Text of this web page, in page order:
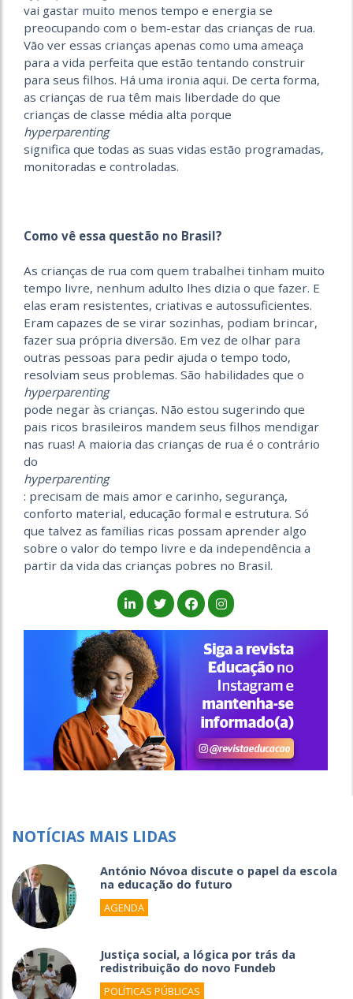
vai gastar muito menos tempo e energia se
preocupando com o bem-estar das crianças de rua.
Vão ver essas crianças apenas como uma ameaça
para a vida perfeita que estão tentando construir
para seus filhos. Há uma ironia aqui. De certa forma,
as crianças de rua têm mais liberdade do que
crianças de classe média alta porque
hyperparenting
significa que todas as suas vidas estão programadas,
monitoradas e controladas.
Como vê essa questão no Brasil?
As crianças de rua com quem trabalhei tinham muito
tempo livre, nenhum adulto lhes dizia o que fazer. E
elas eram resistentes, criativas e autossuficientes.
Eram capazes de se virar sozinhas, podiam brincar,
fazer sua própria diversão. Em vez de olhar para
outras pessoas para pedir ajuda o tempo todo,
resolviam seus problemas. São habilidades que o
hyperparenting
pode negar às crianças. Não estou sugerindo que
pais ricos brasileiros mandem seus filhos mendigar
nas ruas! A maioria das crianças de rua é o contrário
do
hyperparenting
: precisam de mais amor e carinho, segurança,
conforto material, educação formal e estrutura. Só
que talvez as famílias ricas possam aprender algo
sobre o valor do tempo livre e da independência a
partir da vida das crianças pobres no Brasil.
NOTÍCIAS MAIS LIDAS
António Nóvoa discute o papel da escola
na educação do futuro
AGENDA
Justiça social, a lógica por trás da
redistribuição do novo Fundeb
POLÍTICAS PÚBLICAS